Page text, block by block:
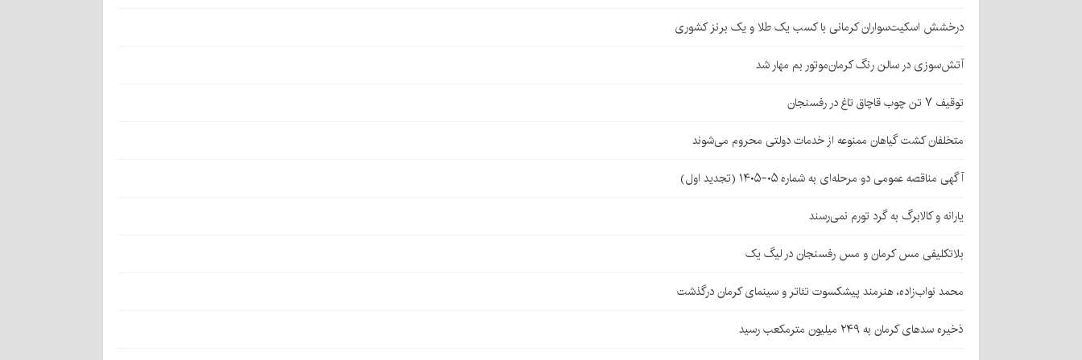
درخشش اسکیت‌سواران کرمانی با کسب یک طلا و یک برنز کشوری
آتش‌سوزی در سالن رنگ کرمان‌موتور بم مهار شد
توقیف ۷ تن چوب قاچاق تاغ در رفسنجان
متخلفان کشت گیاهان ممنوعه از خدمات دولتی محروم می‌شوند
آگهی مناقصه عمومی دو مرحله‌ای به شماره ۰۵-۱۴۰۵ (تجدید اول)
یارانه و کالابرگ به گرد تورم نمی‌رسند
بلاتکلیفی مس کرمان و مس رفسنجان در لیگ یک
محمد نواب‌زاده، هنرمند پیشکسوت تئاتر و سینمای کرمان درگذشت
ذخیره سدهای کرمان به ۲۴۹ میلیون مترمکعب رسید